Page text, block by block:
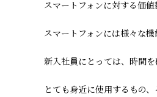
スマートフォンに対する価
スマートフォンには様々な機
新入社員にとっては、時間
とても身近に使用するもの